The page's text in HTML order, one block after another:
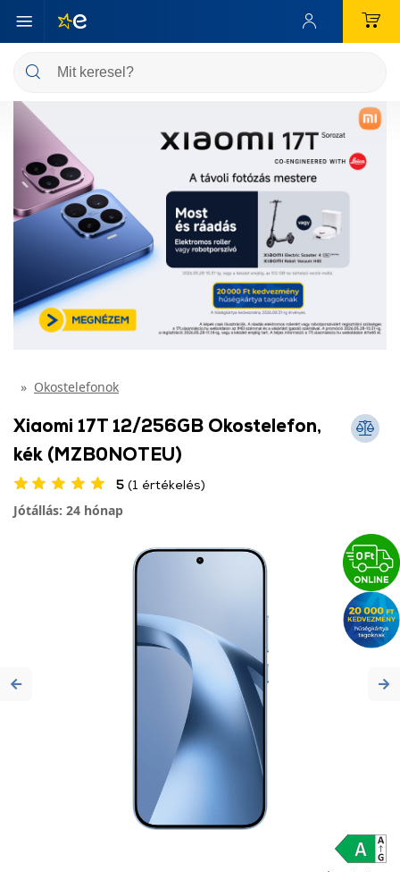
Okostelefonok
Xiaomi 17T 12/256GB Okostelefon,
kék (MZB0NOTEU)
5 (1 értékelés)
Jótállás: 24 hónap
Previous